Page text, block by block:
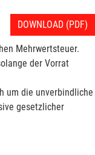
DOWNLOAD (PDF)
Mehrwertsteuer.
der Vorrat
um die unverbindliche
gesetzlicher